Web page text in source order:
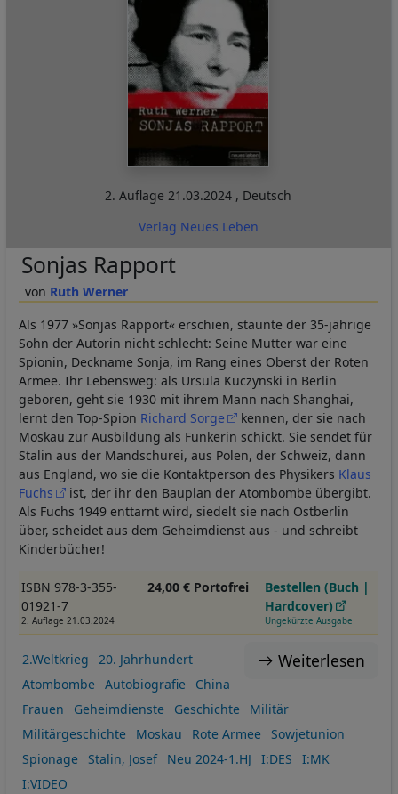
2. Auflage 21.03.2024 , Deutsch
Verlag Neues Leben
Ruth Werner
Sonjas Rapport
Als 1977 »Sonjas Rapport« erschien, staunte der 35-jährige
Sohn der Autorin nicht schlecht: Seine Mutter war eine
Spionin, Deckname Sonja, im Rang eines Oberst der Roten
Armee. Ihr Lebensweg: als Ursula Kuczynski in Berlin
geboren, geht sie 1930 mit ihrem Mann nach Shanghai,
lernt den Top-Spion Richard Sorge
kennen, der sie nach
Moskau zur Ausbildung als Funkerin schickt. Sie sendet für
Stalin aus der Mandschurei, aus Polen, der Schweiz, dann
aus England, wo sie die Kontaktperson des Physikers Klaus
Fuchs
ist, der ihr den Bauplan der Atombombe übergibt.
Als Fuchs 1949 enttarnt wird, siedelt sie nach Ostberlin
über, scheidet aus dem Geheimdienst aus - und schreibt
Kinderbücher!
ISBN 978-3-355-
01921-7
2. Auflage 21.03.2024
24,00 € Portofrei
Bestellen (Buch |
Hardcover)
Ungekürzte Ausgabe
Weiterlesen
2.Weltkrieg
20. Jahrhundert
Atombombe
Autobiografie
China
Frauen
Geheimdienste Geschichte
Militär
Militärgeschichte
Moskau Rote Armee
Sowjetunion
Spionage
Stalin, Josef Neu 2024-1.HJ I:DES
I:MK
I:VIDEO